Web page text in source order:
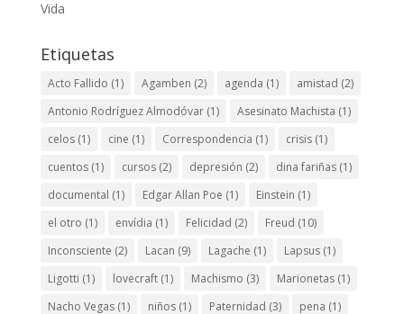
Vida
Etiquetas
Acto Fallido (1) Agamben (2) agenda (1) amistad (2)
Antonio Rodríguez Almodóvar(1) Asesinato Machista (1)
celos(1) cine (1) Correspondencia (1) crisis(1)
cuentos(1) cursos(2) depresión (2) dina fariñas(1)
documental (1) Edgar Allan Poe (1) Einstein (1)
el otro (1) envídia (1) Felicidad (2) Freud (10)
Inconsciente (2) Lacan (9) Lagache (1) Lapsus(1)
Ligotti (1) lovecraft(1) Machismo (3) Marionetas(1)
Nacho Vegas(1) niños(1) Paternidad (3) pena (1)